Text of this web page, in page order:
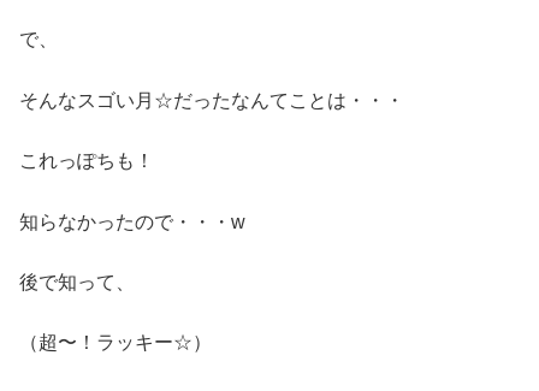
で、
そんなスゴい月☆だったなんてことは・・・
これっぽちも！
知らなかったので・・・w
後で知って、
（超〜！ラッキー☆）